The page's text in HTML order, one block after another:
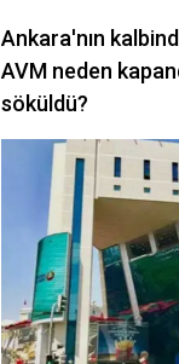
Ankara'nın
AVM neden
söküldü?